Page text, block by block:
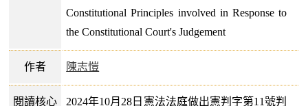
Constitutional Principles involved in Response to
the Constitutional Court's Judgement
作者 陳志愷
閱讀核心
2024年10月28日憲法法庭做出憲判字第11號判